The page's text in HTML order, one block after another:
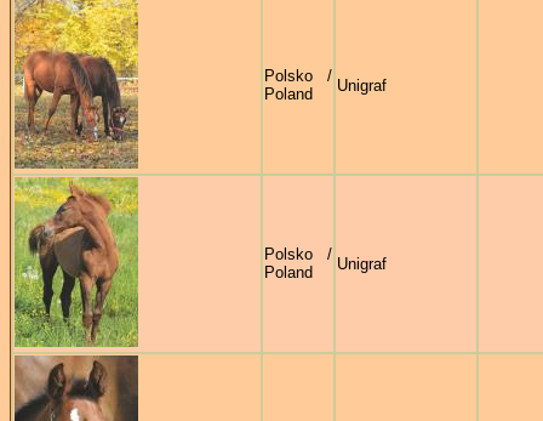
Polsko /
Poland
Unigraf
Polsko /
Poland
Unigraf